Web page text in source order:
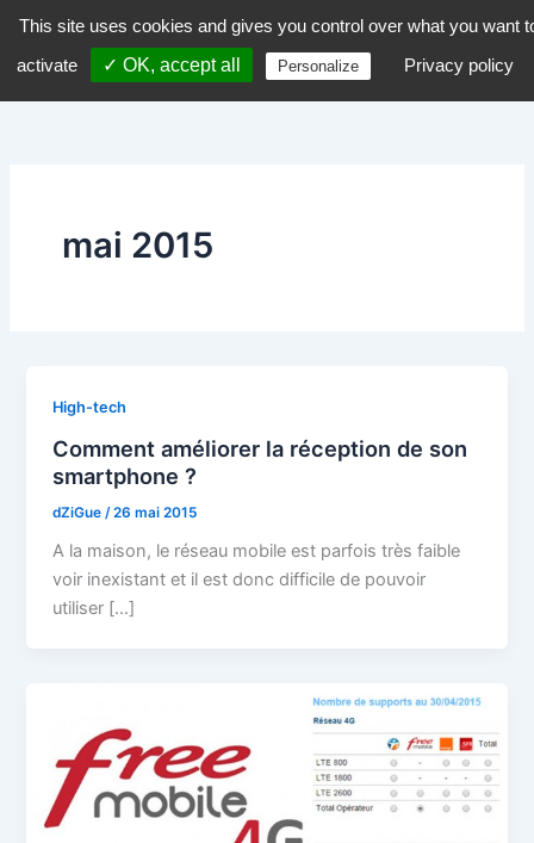
contenu
dZiGue
mai 2015
High-tech
Comment améliorer la réception de son
smartphone ?
dZiGue /26 mai 2015
A la maison, le réseau mobile est parfois très faible
voir inexistant et il est donc difficile de pouvoir
utiliser […]
This site uses cookies and gives you control over what you want
activate
✓ OK, accept all Personalize Privacy policy